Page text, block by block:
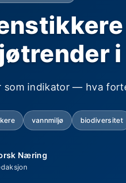
som indikator — hva
vannmiljø biodiversitet
Næring